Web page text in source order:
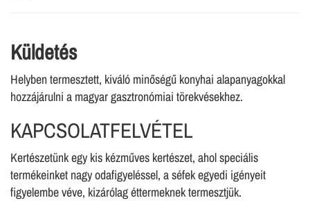
Küldetés
Helyben termesztett, kiváló minőségű konyhai alapanyagokkal
hozzájárulni a magyar gasztronómiai törekvésekhez.
KAPCSOLATFELVÉTEL
Kertészetünk egy kis kézműves kertészet, ahol speciális
termékeinket nagy odafigyeléssel, a séfek egyedi igényeit
figyelembe véve, kizárólag éttermeknek termesztjük.